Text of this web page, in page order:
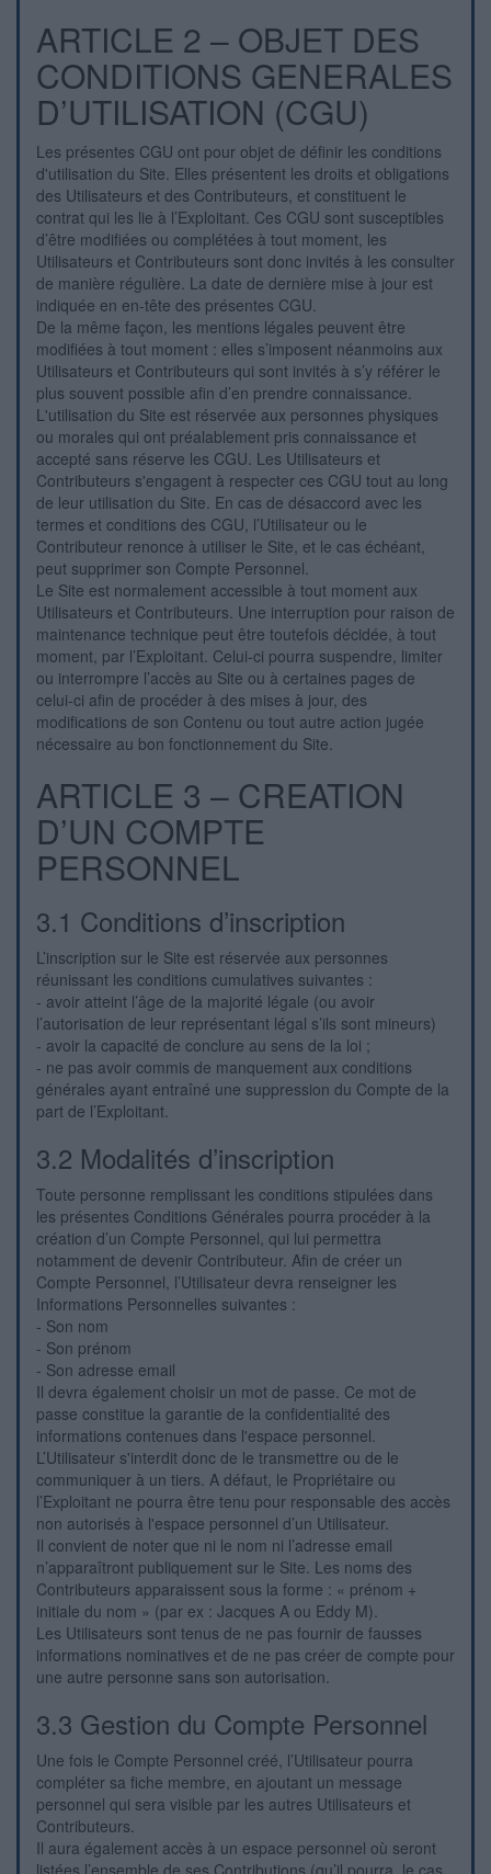
ARTICLE 2 – OBJET DES
CONDITIONS GENERALES
D’UTILISATION (CGU)
Les présentes CGU ont pour objet de définir les conditions
d'utilisation du Site. Elles présentent les droits et obligations
des Utilisateurs et des Contributeurs, et constituent le
contrat qui les lie à l’Exploitant. Ces CGU sont susceptibles
d’être modifiées ou complétées à tout moment, les
Utilisateurs et Contributeurs sont donc invités à les consulter
de manière régulière. La date de dernière mise à jour est
indiquée en en-tête des présentes CGU.
De la même façon, les mentions légales peuvent être
modifiées à tout moment : elles s’imposent néanmoins aux
Utilisateurs et Contributeurs qui sont invités à s’y référer le
plus souvent possible afin d’en prendre connaissance.
L'utilisation du Site est réservée aux personnes physiques
ou morales qui ont préalablement pris connaissance et
accepté sans réserve les CGU. Les Utilisateurs et
Contributeurs s'engagent à respecter ces CGU tout au long
de leur utilisation du Site. En cas de désaccord avec les
termes et conditions des CGU, l’Utilisateur ou le
Contributeur renonce à utiliser le Site, et le cas échéant,
peut supprimer son Compte Personnel.
Le Site est normalement accessible à tout moment aux
Utilisateurs et Contributeurs. Une interruption pour raison de
maintenance technique peut être toutefois décidée, à tout
moment, par l’Exploitant. Celui-ci pourra suspendre, limiter
ou interrompre l’accès au Site ou à certaines pages de
celui-ci afin de procéder à des mises à jour, des
modifications de son Contenu ou tout autre action jugée
nécessaire au bon fonctionnement du Site.
ARTICLE 3 – CREATION
D’UN COMPTE
PERSONNEL
3.1 Conditions d’inscription
L’inscription sur le Site est réservée aux personnes
réunissant les conditions cumulatives suivantes :
- avoir atteint l’âge de la majorité légale (ou avoir
l’autorisation de leur représentant légal s’ils sont mineurs)
- avoir la capacité de conclure au sens de la loi ;
- ne pas avoir commis de manquement aux conditions
générales ayant entraîné une suppression du Compte de la
part de l’Exploitant.
3.2 Modalités d’inscription
Toute personne remplissant les conditions stipulées dans
les présentes Conditions Générales pourra procéder à la
création d’un Compte Personnel, qui lui permettra
notamment de devenir Contributeur. Afin de créer un
Compte Personnel, l’Utilisateur devra renseigner les
Informations Personnelles suivantes :
- Son nom
- Son prénom
- Son adresse email
Il devra également choisir un mot de passe. Ce mot de
passe constitue la garantie de la confidentialité des
informations contenues dans l'espace personnel.
L’Utilisateur s'interdit donc de le transmettre ou de le
communiquer à un tiers. A défaut, le Propriétaire ou
l’Exploitant ne pourra être tenu pour responsable des accès
non autorisés à l'espace personnel d’un Utilisateur.
Il convient de noter que ni le nom ni l’adresse email
n’apparaîtront publiquement sur le Site. Les noms des
Contributeurs apparaissent sous la forme : « prénom +
initiale du nom » (par ex : Jacques A ou Eddy M).
Les Utilisateurs sont tenus de ne pas fournir de fausses
informations nominatives et de ne pas créer de compte pour
une autre personne sans son autorisation.
3.3 Gestion du Compte Personnel
Une fois le Compte Personnel créé, l’Utilisateur pourra
compléter sa fiche membre, en ajoutant un message
personnel qui sera visible par les autres Utilisateurs et
Contributeurs.
Il aura également accès à un espace personnel où seront
listées l’ensemble de ses Contributions (qu’il pourra, le cas